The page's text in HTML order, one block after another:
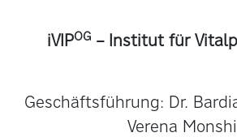
to
one
iVIPOG – Institut für
Geschäftsführung: Dr.
Verena Monshi